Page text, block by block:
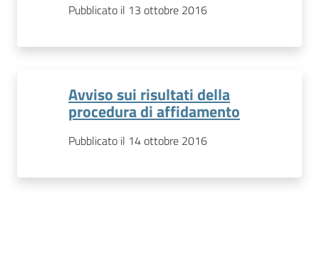
Pubblicato il 13 ottobre 2016
Avviso sui risultati della
procedura di affidamento
Pubblicato il 14 ottobre 2016